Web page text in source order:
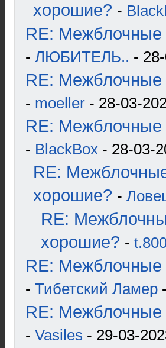
хорошие? -
RE: Межблочные
- ЛЮБИТЕЛЬ.. -
RE: Межблочные
- moeller - 28-03-
RE: Межблочные
- BlackBox - 28-03-
RE:
хорошие? -
RE:
хорошие? -
RE: Межблочные
- Тибетский Ламер
RE: Межблочные
- Vasiles - 29-03-